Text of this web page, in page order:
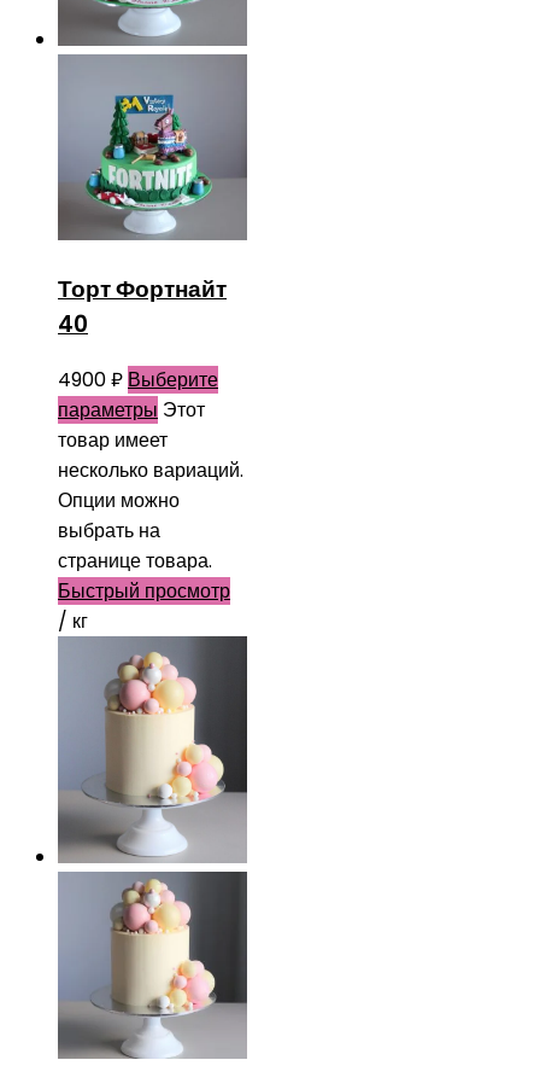
Торт Фортнайт
40
4900₽ Выберите
параметры Этот
товар имеет
несколько вариаций.
Опции можно
выбрать на
странице товара.
Быстрый просмотр
/ кг